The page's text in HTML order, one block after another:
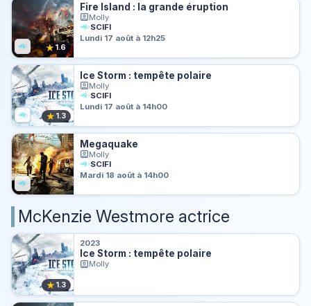
★ 1.6
Fire Island : la grande éruption
Molly
SCIFI
Lundi 17 août à 12h25
★ 1.3
Ice Storm : tempête polaire
Molly
SCIFI
Lundi 17 août à 14h00
Megaquake
Molly
SCIFI
Mardi 18 août à 14h00
McKenzie Westmore actrice
★ 1.3
2023
Ice Storm : tempête polaire
Molly